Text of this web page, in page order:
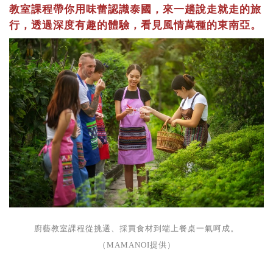
教室課程帶你用味蕾認識泰國，來一趟說走就走的旅
行，透過深度有趣的體驗，看見風情萬種的東南亞。
廚藝教室課程從挑選、採買食材到端上餐桌一氣呵成。
（MAMANOI提供）